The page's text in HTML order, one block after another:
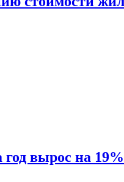
год вырос на 19%